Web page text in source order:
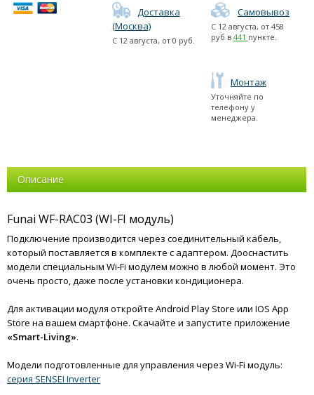
Доставка
(Москва)
С 12 августа, от 0 руб.
Самовывоз
С 12 августа, от 458
руб в 441 пункте.
Монтаж
Уточняйте по
телефону у
менеджера.
Описание
Funai WF-RAC03 (WI-FI модуль)
Подключение производится через соединительный кабель,
который поставляется в комплекте с адаптером. Дооснастить
модели специальным Wi-Fi модулем можно в любой момент. Это
очень просто, даже после установки кондиционера.
Для активации модуля откройте Android Play Store или IOS App
Store на вашем смартфоне. Скачайте и запустите приложение
«Smart-Living».
Модели подготовленные для управления через Wi-Fi модуль:
серия SENSEI Inverter